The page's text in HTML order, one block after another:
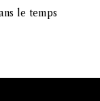
le temps